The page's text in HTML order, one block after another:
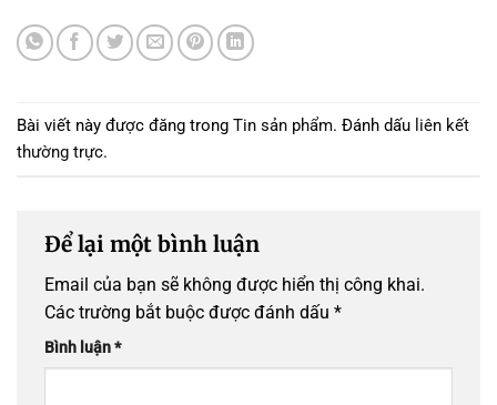
Bài viết này được đăng trong Tin sản phẩm. Đánh dấu liên kết
thường trực.
Để lại một bình luận
Email của bạn sẽ không được hiển thị công khai.
Các trường bắt buộc được đánh dấu *
Bình luận*